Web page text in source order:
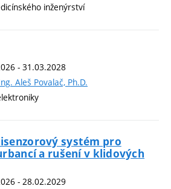
inženýrství
- 31.03.2028
Aleš Povalač, Ph.D.
systém pro
a rušení v klidových
- 28.02.2029